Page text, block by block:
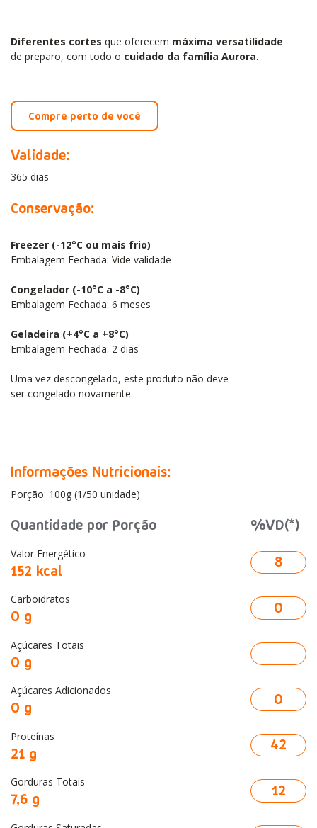
Diferentes cortes que oferecem máxima versatilidade
de preparo, com todo o cuidado da família Aurora.
Compre perto de você
Validade:
365 dias
Conservação:
Freezer (-12°C ou mais frio)
Embalagem Fechada: Vide validade
Congelador (-10°C a -8°C)
Embalagem Fechada: 6 meses
Geladeira (+4°C a +8°C)
Embalagem Fechada: 2 dias
Uma vez descongelado, este produto não deve
ser congelado novamente.
Informações Nutricionais:
Porção: 100g (1/50 unidade)
Quantidade por Porção %VD(*)
Valor Energético
152 kcal 8
Carboidratos
0 g 0
Açúcares Totais
0 g
Açúcares Adicionados
0 g 0
Proteínas
21 g 42
Gorduras Totais
7,6 g 12